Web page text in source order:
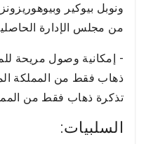
ونوبل بيوكير
من مجلس الإدارة
- إمكانية وصول مريحة
ذهاب فقط من المملكة
تذكرة ذهاب فقط من
السلبيات: